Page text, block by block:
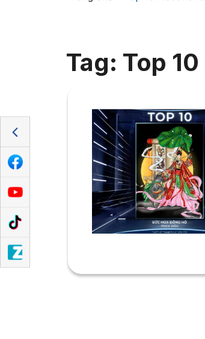
Tag: Top